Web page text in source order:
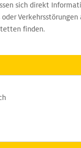
sich direkt
finden.